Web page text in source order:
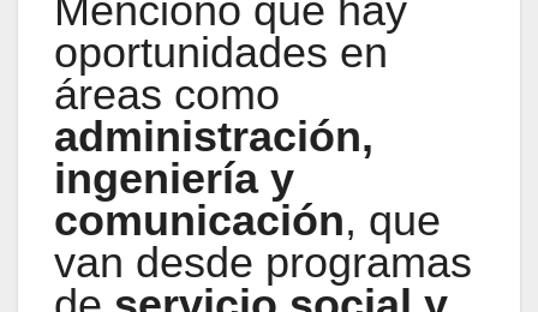
Mencionó que hay
oportunidades en
áreas como
administración,
ingeniería y
comunicación, que
van desde programas